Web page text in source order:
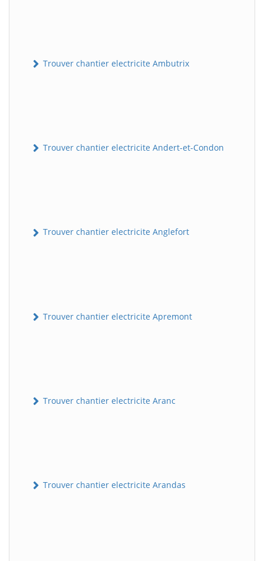
Trouver chantier electricite Ambutrix
Trouver chantier electricite Andert-et-Condon
Trouver chantier electricite Anglefort
Trouver chantier electricite Apremont
Trouver chantier electricite Aranc
Trouver chantier electricite Arandas